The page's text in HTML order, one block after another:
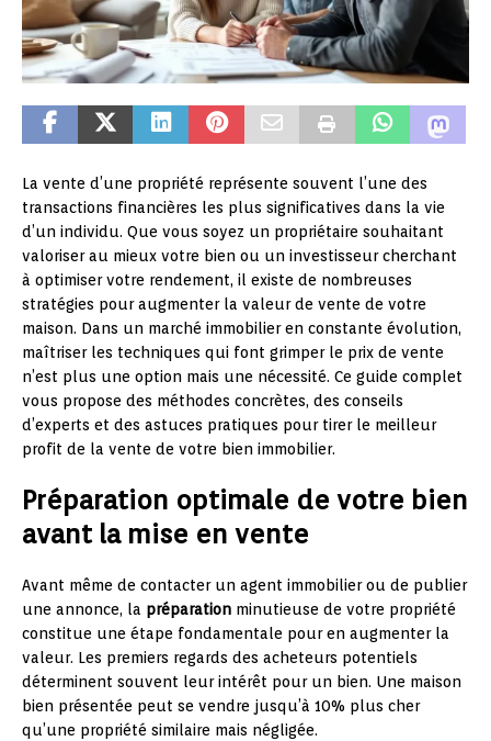
La vente d’une propriété représente souvent l’une des
transactions financières les plus significatives dans la vie
d’un individu. Que vous soyez un propriétaire souhaitant
valoriser au mieux votre bien ou un investisseur cherchant
à optimiser votre rendement, il existe de nombreuses
stratégies pour augmenter la valeur de vente de votre
maison. Dans un marché immobilier en constante évolution,
maîtriser les techniques qui font grimper le prix de vente
n’est plus une option mais une nécessité. Ce guide complet
vous propose des méthodes concrètes, des conseils
d’experts et des astuces pratiques pour tirer le meilleur
profit de la vente de votre bien immobilier.
Préparation optimale de votre bien
avant la mise en vente
Avant même de contacter un agent immobilier ou de publier
une annonce, la préparation minutieuse de votre propriété
constitue une étape fondamentale pour en augmenter la
valeur. Les premiers regards des acheteurs potentiels
déterminent souvent leur intérêt pour un bien. Une maison
bien présentée peut se vendre jusqu’à 10% plus cher
qu’une propriété similaire mais négligée.